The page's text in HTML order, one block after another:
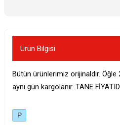
Ürün Bilgisi
Bütün ürünlerimiz orijinaldir.
aynı gün kargolanır. TANE
P